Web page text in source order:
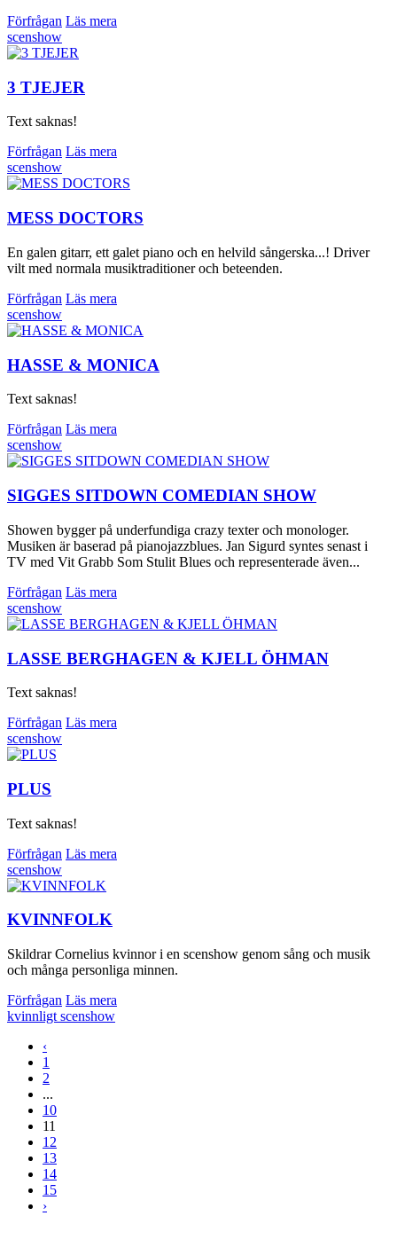
Förfrågan Läs mera
scenshow
3 TJEJER
Text saknas!
Förfrågan Läs mera
scenshow
MESS DOCTORS
En galen gitarr, ett galet piano och en helvild sångerska...! Driver
vilt med normala musiktraditioner och beteenden.
Förfrågan Läs mera
scenshow
HASSE & MONICA
Text saknas!
Förfrågan Läs mera
scenshow
SIGGES SITDOWN COMEDIAN SHOW
Showen bygger på underfundiga crazy texter och monologer.
Musiken är baserad på pianojazzblues. Jan Sigurd syntes senast i
TV med Vit Grabb Som Stulit Blues och representerade även...
Förfrågan Läs mera
scenshow
LASSE BERGHAGEN & KJELL ÖHMAN
Text saknas!
Förfrågan Läs mera
scenshow
PLUS
Text saknas!
Förfrågan Läs mera
scenshow
KVINNFOLK
Skildrar Cornelius kvinnor i en scenshow genom sång och musik
och många personliga minnen.
Förfrågan Läs mera
kvinnligt scenshow
‹
1
2
...
10
11
12
13
14
15
›